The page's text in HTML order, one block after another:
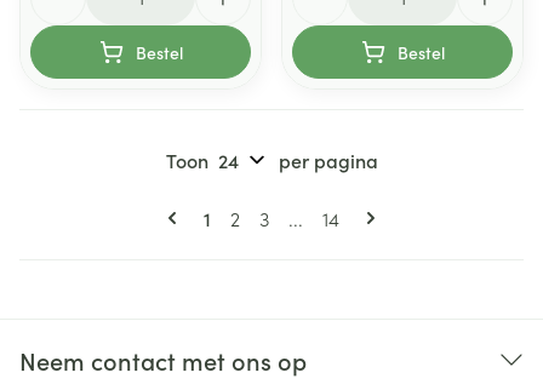
Bestel Bestel
Pagina's
U lees momenteel pagina
1 Pagina
2 Pagina
3 ... Pagina
14
Toon per pagina
Neem contact met ons op